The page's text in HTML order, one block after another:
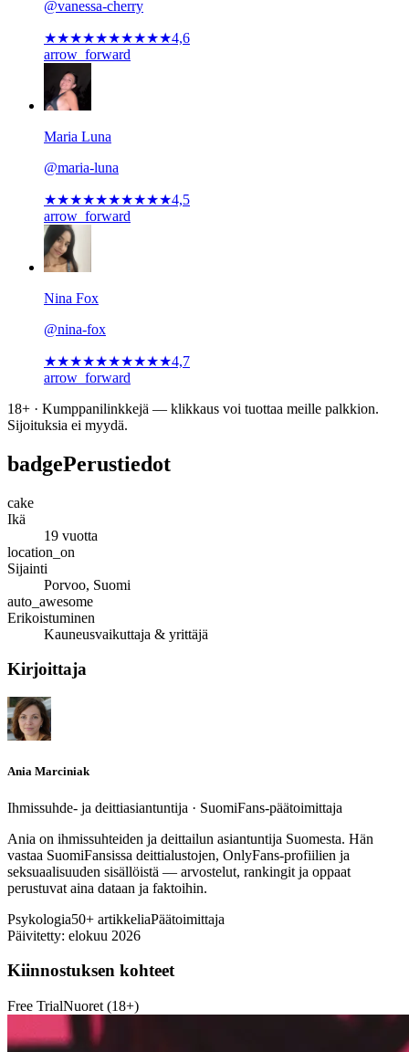
@vanessa-cherry
★★★★★★★★★★4,6
arrow_forward
Maria Luna
@maria-luna
★★★★★★★★★★4,5
arrow_forward
Nina Fox
@nina-fox
★★★★★★★★★★4,7
arrow_forward
18+ · Kumppanilinkkejä — klikkaus voi tuottaa meille palkkion.
Sijoituksia ei myydä.
badgePerustiedot
cake
Ikä
19 vuotta
location_on
Sijainti
Porvoo, Suomi
auto_awesome
Erikoistuminen
Kauneusvaikuttaja & yrittäjä
Kirjoittaja
Ania Marciniak
Ihmissuhde- ja deittiasiantuntija · SuomiFans-päätoimittaja
Ania on ihmissuhteiden ja deittailun asiantuntija Suomesta. Hän
vastaa SuomiFansissa deittialustojen, OnlyFans-profiilien ja
seksuaalisuuden sisällöistä — arvostelut, rankingit ja oppaat
perustuvat aina dataan ja faktoihin.
Psykologia50+ artikkeliaPäätoimittaja
Päivitetty: elokuu 2026
Kiinnostuksen kohteet
Free TrialNuoret (18+)